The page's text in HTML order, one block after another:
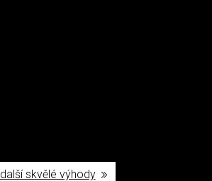
další skvělé výhody